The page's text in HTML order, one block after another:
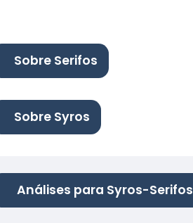
Sobre Serifos
Sobre Syros
Análises para Syros-Serifos